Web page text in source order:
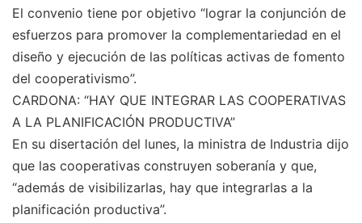
El convenio tiene por objetivo “lograr la conjunción de
esfuerzos para promover la complementariedad en el
diseño y ejecución de las políticas activas de fomento
del cooperativismo”.
CARDONA: “HAY QUE INTEGRAR LAS COOPERATIVAS
A LA PLANIFICACIÓN PRODUCTIVA”
En su disertación del lunes, la ministra de Industria dijo
que las cooperativas construyen soberanía y que,
“además de visibilizarlas, hay que integrarlas a la
planificación productiva”.